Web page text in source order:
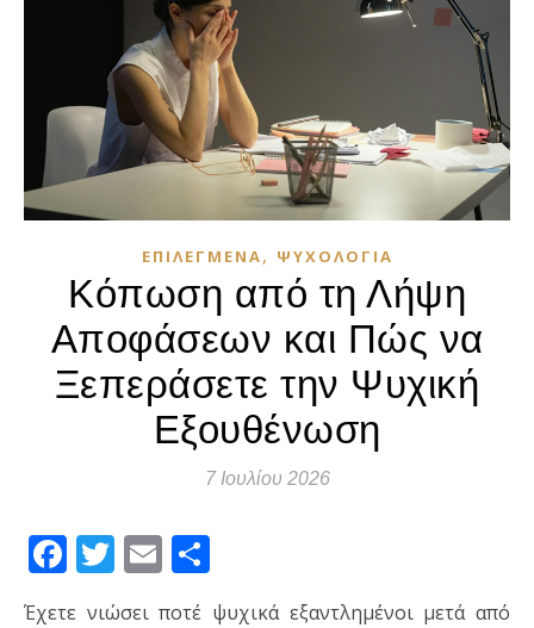
ΕΠΙΛΕΓΜΈΝΑ, ΨΥΧΟΛΟΓΊΑ
Κόπωση από τη Λήψη
Αποφάσεων και Πώς να
Ξεπεράσετε την Ψυχική
Εξουθένωση
7 Ιουλίου 2026
Facebook
Twitter
Email
Έχετε νιώσει ποτέ ψυχικά εξαντλημένοι μετά από